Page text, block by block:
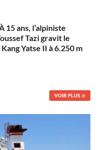
15 ans, l’alpiniste
Tazi gravit le
Yatse II à 6.250 m
VOIR PLUS